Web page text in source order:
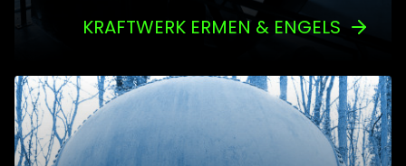
KRAFTWERK ERMEN & ENGELS